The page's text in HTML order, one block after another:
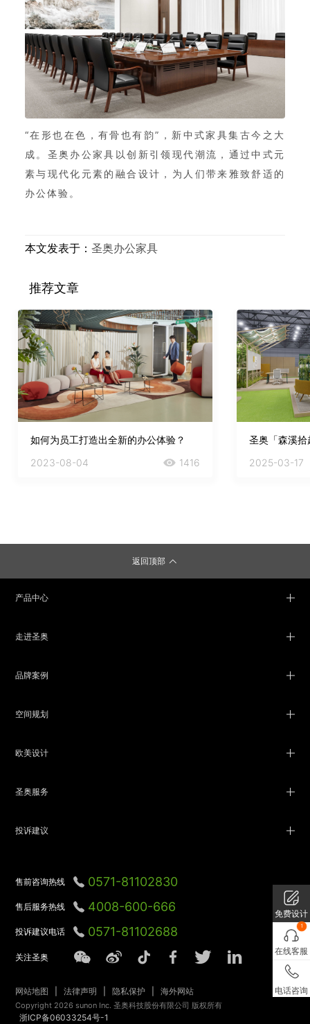
“在形也在色，有骨也有韵”，新中式家具集古今之大
成。圣奥办公家具以创新引领现代潮流，通过中式元
素与现代化元素的融合设计，为人们带来雅致舒适的
办公体验。
本文发表于： 圣奥办公家具
推荐文章
如何为员工打造出全新的办公体验？
2023-08-04
1416
圣奥「森溪
2025-03-17
免费设计
1
在线客服
电话咨询
返回顶部
产品中心
走进圣奥
品牌案例
空间规划
欧美设计
圣奥服务
投诉建议
售前咨询热线 0571-81102830
售后服务热线 4008-600-666
投诉建议电话 0571-81102688
关注圣奥
网站地图 法律声明 隐私保护 海外网站
Copyright 2026 sunon Inc. 圣奥科技股份有限公司 版权所有
浙ICP备06033254号-1